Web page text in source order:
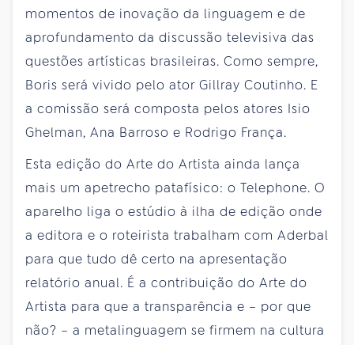
momentos de inovação da linguagem e de
aprofundamento da discussão televisiva das
questões artísticas brasileiras. Como sempre,
Boris será vivido pelo ator Gillray Coutinho. E
a comissão será composta pelos atores Isio
Ghelman, Ana Barroso e Rodrigo França.
Esta edição do Arte do Artista ainda lança
mais um apetrecho patafísico: o Telephone. O
aparelho liga o estúdio à ilha de edição onde
a editora e o roteirista trabalham com Aderbal
para que tudo dê certo na apresentação
relatório anual. É a contribuição do Arte do
Artista para que a transparência e – por que
não? – a metalinguagem se firmem na cultura